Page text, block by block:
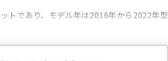
トであり、モデル年は2016年から2022年型